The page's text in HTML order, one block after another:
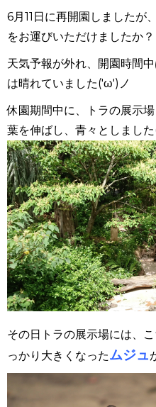
6月11日に再開園しましたが
をお運びいただけましたか？
天気予報が外れ、開園時間
は晴れていました('ω')ノ
休園期間中に、トラの展示
葉を伸ばし、青々としまし
その日トラの展示場には、
っかり大きくなったムジュ